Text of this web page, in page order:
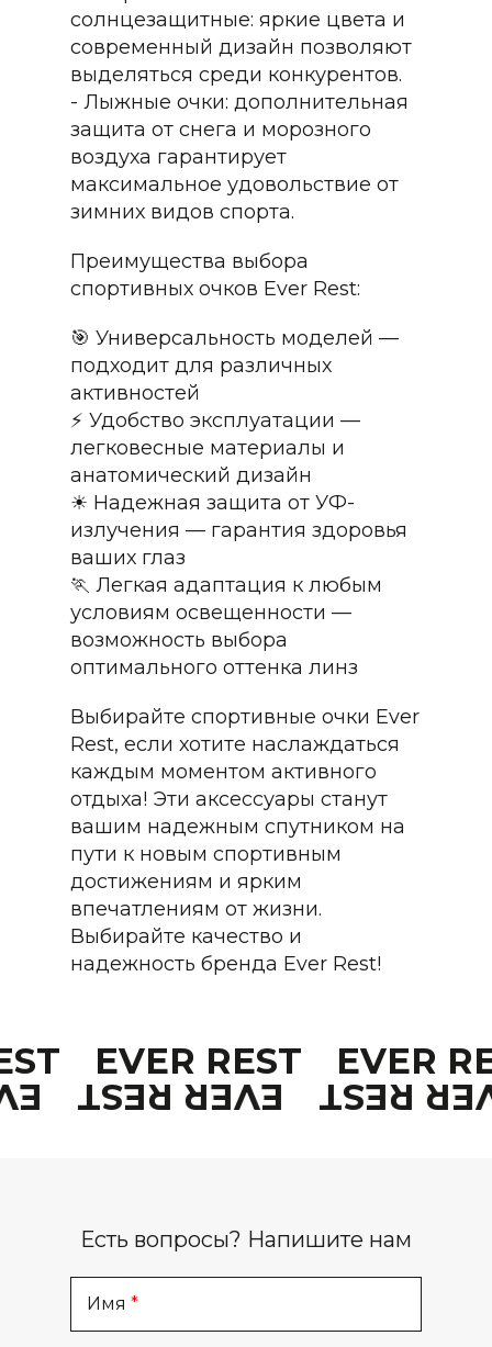
солнцезащитные: яркие цвета и
современный дизайн позволяют
выделяться среди конкурентов.
- Лыжные очки: дополнительная
защита от снега и морозного
воздуха гарантирует
максимальное удовольствие от
зимних видов спорта.
Преимущества выбора
спортивных очков Ever Rest:
🎯 Универсальность моделей —
подходит для различных
активностей
⚡ Удобство эксплуатации —
легковесные материалы и
анатомический дизайн
☀ Надежная защита от УФ-
излучения — гарантия здоровья
ваших глаз
🏃 Легкая адаптация к любым
условиям освещенности —
возможность выбора
оптимального оттенка линз
Выбирайте спортивные очки Ever
Rest, если хотите наслаждаться
каждым моментом активного
отдыха! Эти аксессуары станут
вашим надежным спутником на
пути к новым спортивным
достижениям и ярким
впечатлениям от жизни.
Выбирайте качество и
надежность бренда Ever Rest!
EVER REST
EVER
EVER REST EVER
Есть вопросы? Напишите нам
Имя